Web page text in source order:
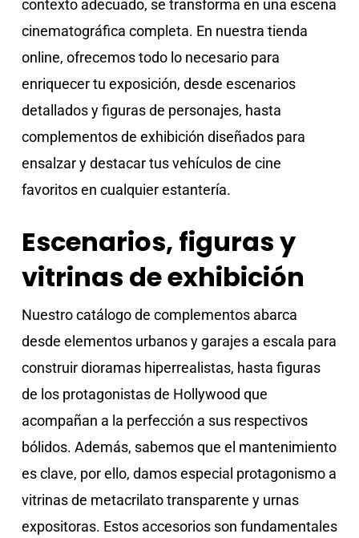
contexto adecuado, se transforma en una escena
cinematográfica completa. En nuestra tienda
online, ofrecemos todo lo necesario para
enriquecer tu exposición, desde escenarios
detallados y figuras de personajes, hasta
complementos de exhibición diseñados para
ensalzar y destacar tus vehículos de cine
favoritos en cualquier estantería.
Escenarios, figuras y
vitrinas de exhibición
Nuestro catálogo de complementos abarca
desde elementos urbanos y garajes a escala para
construir dioramas hiperrealistas, hasta figuras
de los protagonistas de Hollywood que
acompañan a la perfección a sus respectivos
bólidos. Además, sabemos que el mantenimiento
es clave, por ello, damos especial protagonismo a
vitrinas de metacrilato transparente y urnas
expositoras. Estos accesorios son fundamentales